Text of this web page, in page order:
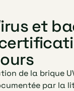
et
de la brique
par la